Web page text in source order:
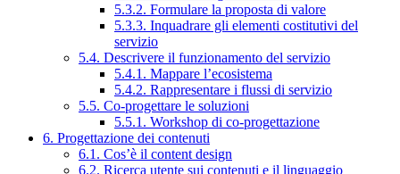
5.3.2. Formulare la proposta di valore
5.3.3. Inquadrare gli elementi costitutivi del
servizio
5.4. Descrivere il funzionamento del servizio
5.4.1. Mappare l’ecosistema
5.4.2. Rappresentare i flussi di servizio
5.5. Co-progettare le soluzioni
5.5.1. Workshop di co-progettazione
6. Progettazione dei contenuti
6.1. Cos’è il content design
6.2. Ricerca utente sui contenuti e il linguaggio